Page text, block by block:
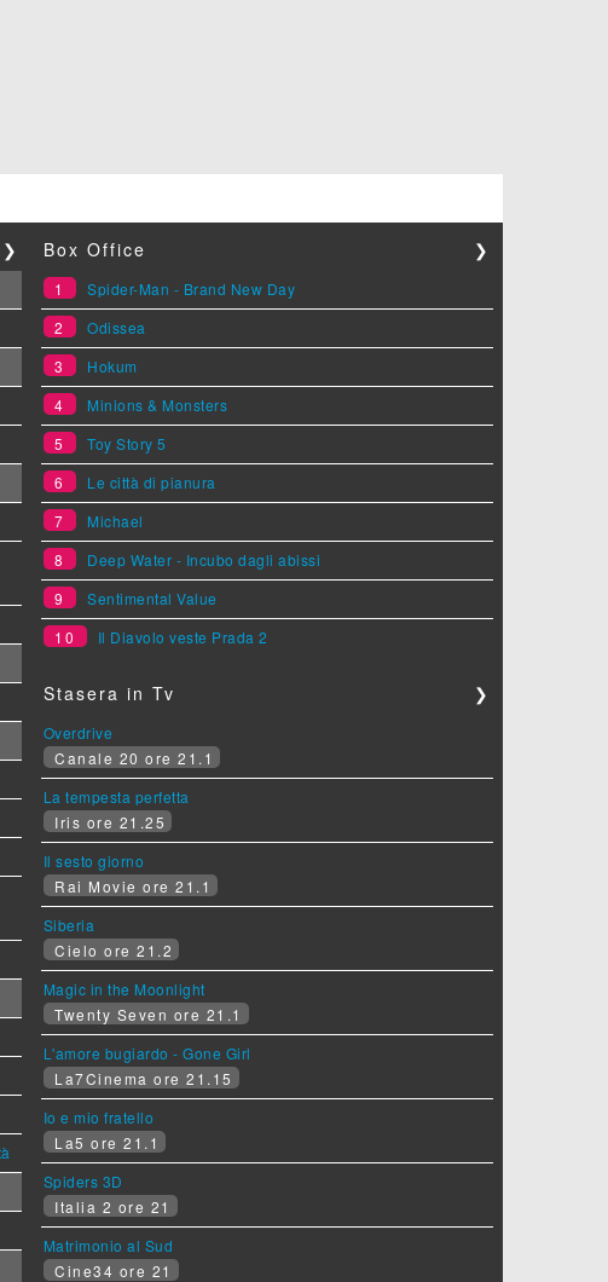
❯ Box Office ❯
1
Spider-Man - Brand New Day
2
Odissea
3
Hokum
4
Minions & Monsters
5
Toy Story 5
6
Le città di pianura
7
Michael
8
Deep Water - Incubo dagli abissi
9
Sentimental Value
10
Il Diavolo veste Prada 2
Stasera in Tv ❯
Overdrive
Canale 20 ore 21.1
La tempesta perfetta
Iris ore 21.25
Il sesto giorno
Rai Movie ore 21.1
Siberia
Cielo ore 21.2
Magic in the Moonlight
Twenty Seven ore 21.1
L'amore bugiardo - Gone Girl
La7Cinema ore 21.15
Io e mio fratello
La5 ore 21.1
Spiders 3D
Italia 2 ore 21
Matrimonio al Sud
Cine34 ore 21